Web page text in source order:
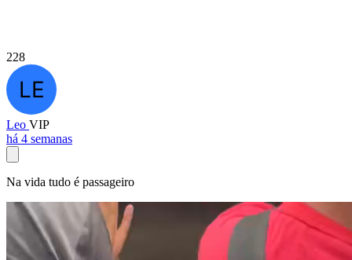
228
Leo VIP
há 4 semanas
Na vida tudo é passageiro